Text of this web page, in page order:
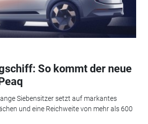
So kommt der neue
Siebensitzer setzt auf markantes
und eine Reichweite von mehr als 600